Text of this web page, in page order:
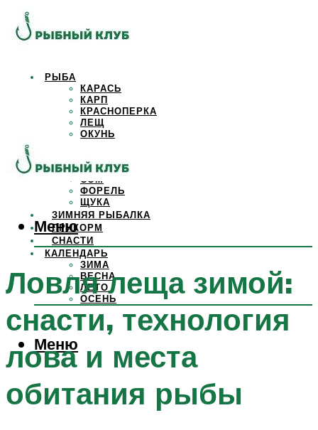
РЫБА
КАРАСЬ
КАРП
КРАСНОПЕРКА
ЛЕЩ
ОКУНЬ
САЗАН
СОМ
ФОРЕЛЬ
ЩУКА
ЗИМНЯЯ РЫБАЛКА
ПРИКОРМ
СНАСТИ
КАЛЕНДАРЬ
ЗИМА
ВЕСНА
ЛЕТО
ОСЕНЬ
Меню
Меню
Ловля леща зимой:
снасти, технология
лова и места
обитания рыбы